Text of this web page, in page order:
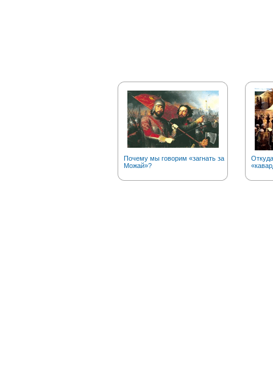
Почему мы говорим «загнать за
Можай»?